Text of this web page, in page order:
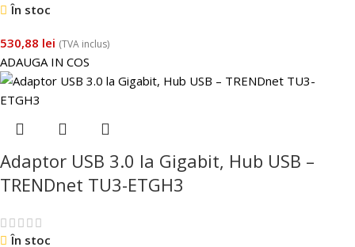
În stoc
530,88 lei (TVA inclus)
ADAUGA IN COS
Adaptor USB 3.0 la Gigabit, Hub USB –
TRENDnet TU3-ETGH3
În stoc